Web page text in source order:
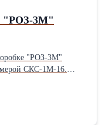
"РОЗ-3М"
"РОЗ-3М"
СКС-1М-16.
"РОЗ-3М".
Коробка с бобиной.